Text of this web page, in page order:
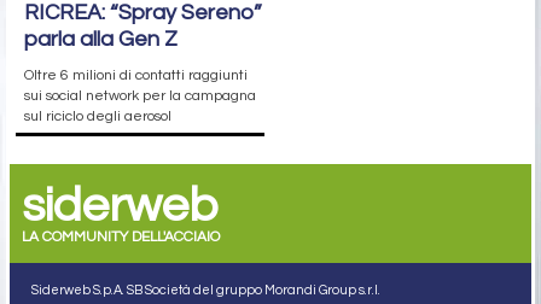
RICREA: “Spray Sereno”
parla alla Gen Z
Oltre 6 milioni di contatti raggiunti
sui social network per la campagna
sul riciclo degli aerosol
siderweb
LA COMMUNITY DELL'ACCIAIO
Siderweb S.p.A. SB Società del gruppo Morandi Group s.r.l.